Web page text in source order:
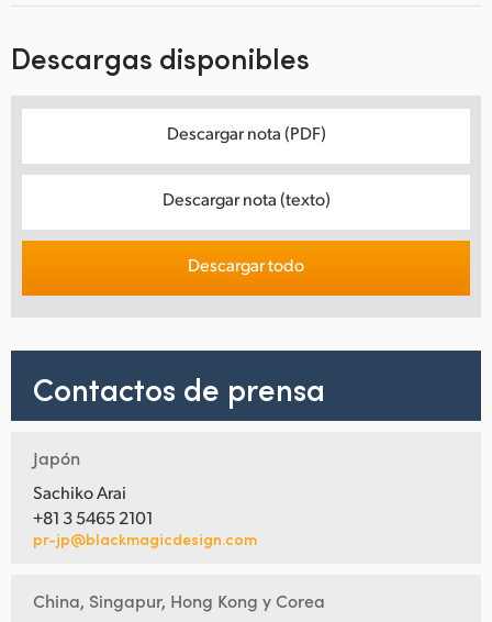
Descargas disponibles
Descargar nota (PDF)
Descargar nota (texto)
Descargar todo
Contactos de prensa
Japón
Sachiko Arai
+81 3 5465 2101
pr-jp@blackmagicdesign.com
China, Singapur, Hong Kong y Corea